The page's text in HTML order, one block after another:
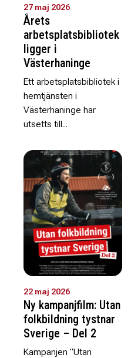
27 maj 2026
Årets
arbetsplatsbibliotek
ligger i
Västerhaninge
Ett arbetsplatsbibliotek i
hemtjänsten i
Västerhaninge har
utsetts till...
22 maj 2026
Ny kampanjfilm: Utan
folkbildning tystnar
Sverige – Del 2
Kampanjen "Utan